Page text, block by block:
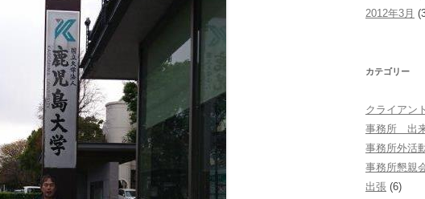
2012年3月
カテゴリー
クライアント
事務所 出
事務所外活
事務所懇親
出張 (6)